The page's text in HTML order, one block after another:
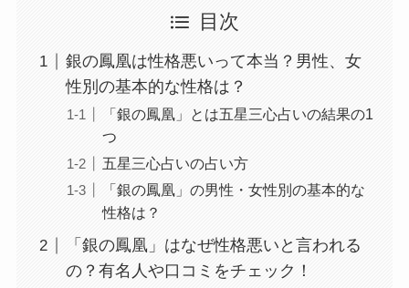
目次
銀の鳳凰は性格悪いって本当？男性、女
性別の基本的な性格は？
「銀の鳳凰」とは五星三心占いの結果の1
つ
五星三心占いの占い方
「銀の鳳凰」の男性・女性別の基本的な
性格は？
「銀の鳳凰」はなぜ性格悪いと言われる
の？有名人や口コミをチェック！